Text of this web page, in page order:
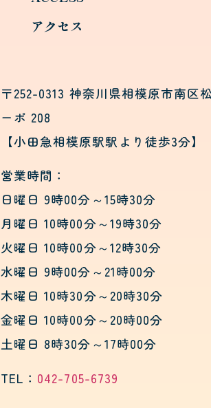
アクセス
〒252-0313 神奈川県相模原市南区
ーポ 208
【小田急相模原駅駅より徒歩3分】
営業時間：
日曜日 9時00分～15時30分
月曜日 10時00分～19時30分
火曜日 10時00分～12時30分
水曜日 9時00分～21時00分
木曜日 10時30分～20時30分
金曜日 10時00分～20時00分
土曜日 8時30分～17時00分
TEL： 042-705-6739